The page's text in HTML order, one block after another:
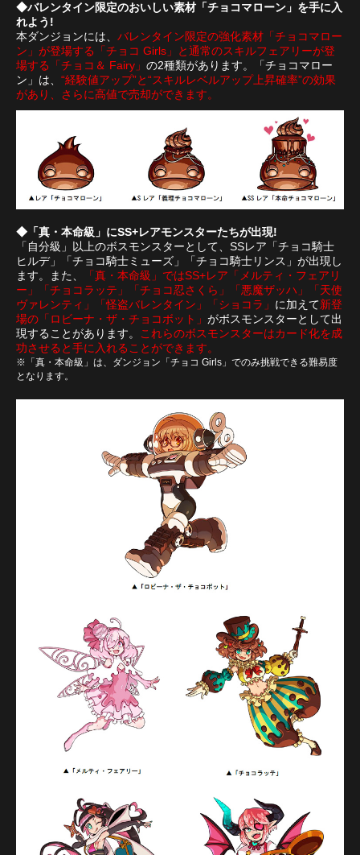
◆バレンタイン限定のおいしい素材「チョコマローン」を手に入
れよう!
本ダンジョンには、 バレンタイン限定の強化素材「チョコマロー
ン」が登場する「チョコ Girls」と通常のスキルフェアリーが登
場する「チョコ＆ Fairy」 の2種類があります。「チョコマロー
ン」は、 “経験値アップ”と“スキルレベルアップ上昇確率”の効果
があり、さらに高値で売却ができます。
◆「真・本命級」にSS+レアモンスターたちが出現!
「自分級」以上のボスモンスターとして、SSレア「チョコ騎士
ヒルデ」「チョコ騎士ミューズ」「チョコ騎士リンス」が出現し
ます。また、
「真・本命級」ではSS+レア「メルティ・フェアリ
ー」「チョコラッテ」「チョコ忍さくら」「悪魔ザッハ」「天使
ヴァレンティ」「怪盗バレンタイン」「ショコラ」 に加えて新登
場の「ロビーナ・ザ・チョコボット」 がボスモンスターとして出
現することがあります。 これらのボスモンスターはカード化を成
功させると手に入れることができます。
※「真・本命級」は、ダンジョン「チョコ Girls」でのみ挑戦できる難易度
となります。